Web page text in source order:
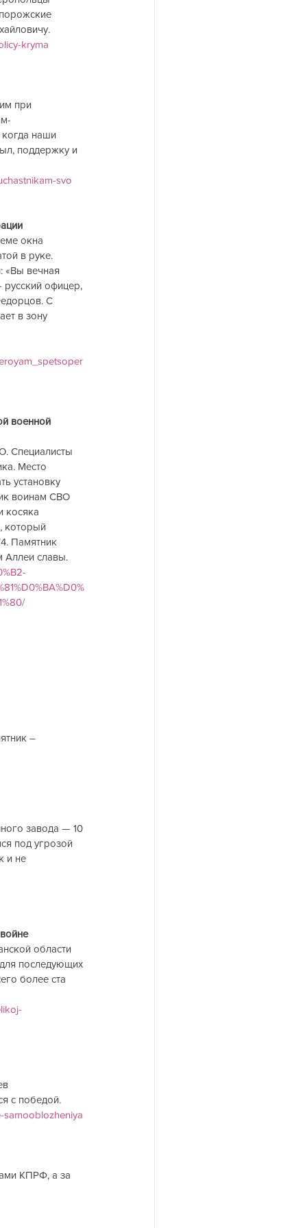
kryma
при
когда наши
поддержку и
svo
окна
в руке.
«Вы вечная
русский офицер,
С
в зону
военной
Специалисты
Место
установку
воинам СВО
косяка
который
Памятник
Аллеи славы.
–
завода — 10
под угрозой
и не
области
последующих
более ста
с победой.
samooblozheniya
КПРФ, а за